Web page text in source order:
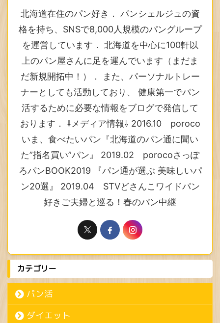
北海道在住のパン好き． パンシェルジュの資
格を持ち、SNSで8,000人規模のパングループ
を運営しています． 北海道を中心に100軒以
上のパン屋さんに足を運んでいます（まだま
だ新規開拓中！）． また、パーソナルトレー
ナーとしても活動しており、 健康第一でパン
活するために必要な情報をブログで発信して
おります． ⇩メディア情報⇩ 2016.10 poroco
いま、食べたいパン『北海道のパン通に聞い
た”指名買い”パン』 2019.02 porocoさっぽ
ろパンBOOK2019 『パン通が選ぶ 美味しいパ
ン20選』 2019.04 STVどさんこワイドパン
好きご夫婦と巡る！春のパン中継
カテゴリー
パン活
ダイエット